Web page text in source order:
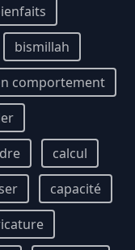
bismillah
comportement
calcul
capacité